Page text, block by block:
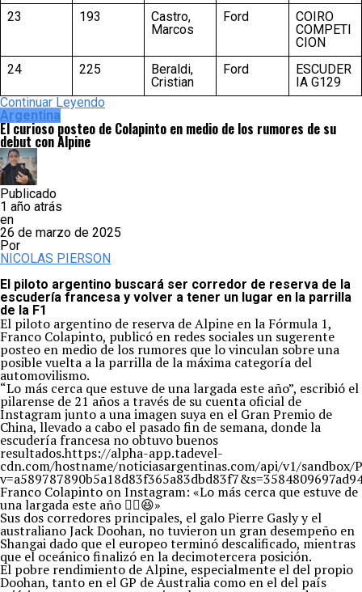
23
193
Castro,
Marcos
Ford
COIRO
COMPETI
CION
24
225
Beraldi,
Cristian
Ford
ESCUDER
IA G129
Continuar Leyendo
Argentina
El curioso posteo de Colapinto en medio de los rumores de su
debut con Alpine
Publicado
1 año atrás
en
26 de marzo de 2025
Por
NICOLAS PIERSON
El piloto argentino buscará ser corredor de reserva de la
escudería francesa y volver a tener un lugar en la parrilla
de la F1
El piloto argentino de reserva de Alpine en la Fórmula 1,
Franco Colapinto, publicó en redes sociales un sugerente
posteo en medio de los rumores que lo vinculan sobre una
posible vuelta a la parrilla de la máxima categoría del
automovilismo.
“Lo más cerca que estuve de una largada este año”, escribió el
pilarense de 21 años a través de su cuenta oficial de
Instagram junto a una imagen suya en el Gran Premio de
China, llevado a cabo el pasado fin de semana, donde la
escudería francesa no obtuvo buenos
resultados.https://alpha-app.tadevel-
cdn.com/hostname/noticiasargentinas.com/api/v1/sandbox/
Franco Colapinto on Instagram: «Lo más cerca que estuve de
una largada este año ✌🏼😆»
Sus dos corredores principales, el galo Pierre Gasly y el
australiano Jack Doohan, no tuvieron un gran desempeño en
Shangai dado que el europeo terminó descalificado, mientras
que el oceánico finalizó en la decimotercera posición.
El pobre rendimiento de Alpine, especialmente el del propio
Doohan, tanto en el GP de Australia como en el del país